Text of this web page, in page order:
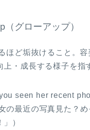
（グローアップ）
ほど垢抜けること。
上・成長する様子を指
you seen her recent
の最近の写真見た？
）